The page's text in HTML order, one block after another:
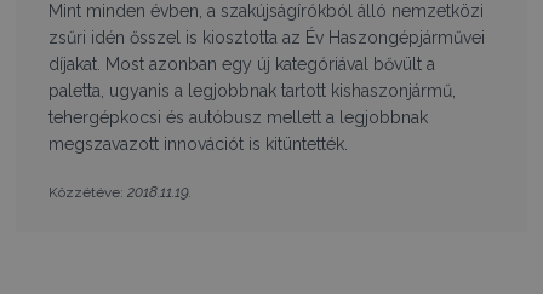
Mint minden évben, a szakújságírókból álló nemzetközi
zsűri idén ősszel is kiosztotta az Év Haszongépjárművei
díjakat. Most azonban egy új kategóriával bővült a
paletta, ugyanis a legjobbnak tartott kishaszonjármű,
tehergépkocsi és autóbusz mellett a legjobbnak
megszavazott innovációt is kitüntették.
Közzétéve: 2018.11.19.